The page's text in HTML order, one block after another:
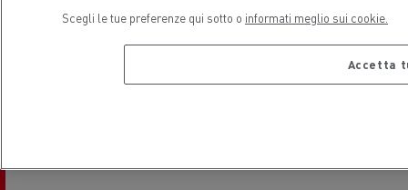
Posizione
Scegli le tue preferenze qui sotto o informati meglio sui cookie.
Accetta